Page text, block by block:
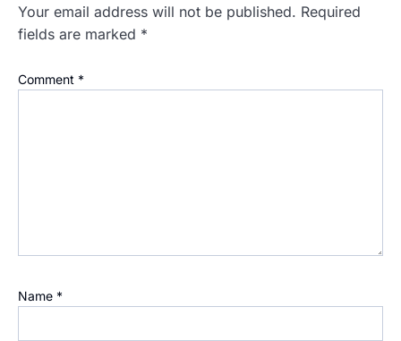
Your email address will not be published. Required
fields are marked *
Comment *
Name *